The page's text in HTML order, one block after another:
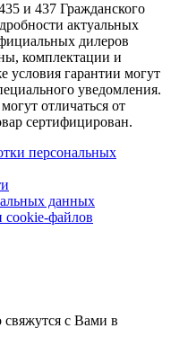
и 437 Гражданского
актуальных
дилеров
комплектации и
условия гарантии могут
уведомления.
отличаться от
сертифицирован.
персональных
данных
cookie-файлов
свяжутся с Вами в